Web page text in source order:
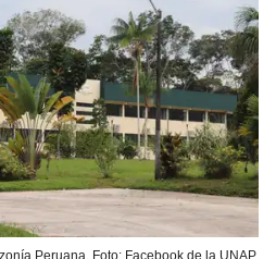
Peruana. Foto: Facebook de la UNAP.